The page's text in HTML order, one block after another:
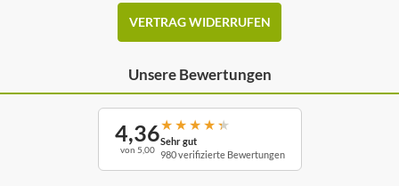
VERTRAG WIDERRUFEN
Unsere Bewertungen
4,36
von 5,00
★ ★ ★ ★ ★
Sehr gut
980 verifizierte Bewertungen